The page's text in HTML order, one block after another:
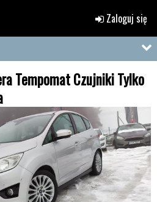
Zaloguj się
Tempomat Czujniki Tylko